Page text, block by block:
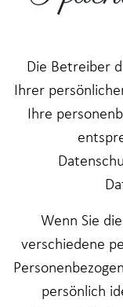
Die Betreiber
Ihrer
Ihre
Wenn Sie
verschiedene
persönlich